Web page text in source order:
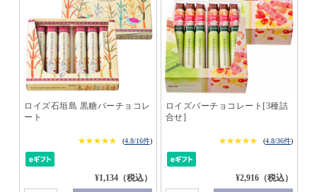
ロイズ石垣島 黒糖バーチョコレ
ート
★★★★★
★★★★★ (4.8/16件)
¥1,134（税込）
ロイズバーチョコレート[3種詰
合せ]
★★★★★
★★★★★ (4.8/36件)
¥2,916（税込）